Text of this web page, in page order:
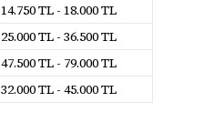
14.750 TL - 18.000 TL
25.000 TL - 36.500 TL
47.500 TL - 79.000 TL
32.000 TL - 45.000 TL